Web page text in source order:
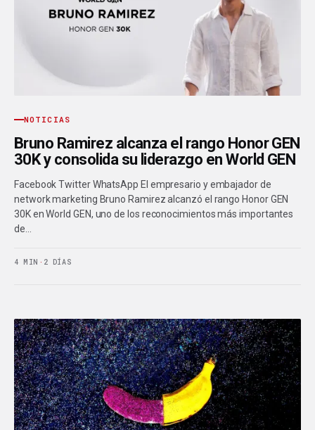
NOTICIAS
Bruno Ramirez alcanza el rango Honor GEN
30K y consolida su liderazgo en World GEN
Facebook Twitter WhatsApp El empresario y embajador de
network marketing Bruno Ramirez alcanzó el rango Honor GEN
30K en World GEN, uno de los reconocimientos más importantes
de…
4 MIN · 2 DÍAS